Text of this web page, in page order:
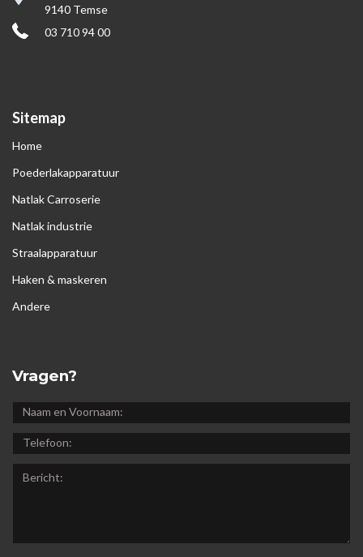
9140 Temse
03 710 94 00
Sitemap
Home
Poederlakapparatuur
Natlak Carroserie
Natlak industrie
Straalapparatuur
Haken & maskeren
Andere
Vragen?
NAAM
EN
VOORNAAM:
TELEFOON:
BERICHT: